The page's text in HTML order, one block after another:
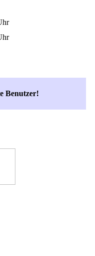
Benutzer!